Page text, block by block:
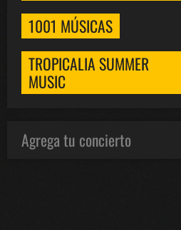
1001 MÚSICAS
TROPICALIA SUMMER
MUSIC
Agrega tu concierto